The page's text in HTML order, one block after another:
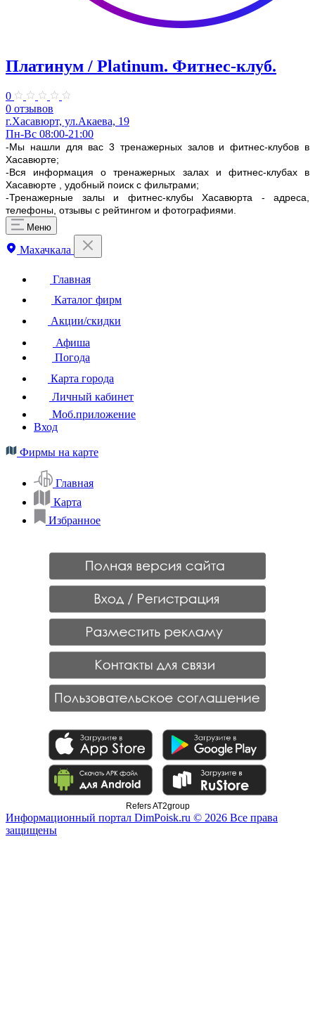
Платинум / Platinum. Фитнес-клуб.
0
0 отзывов
г.Хасавюрт, ул.Акаева, 19
Пн-Вс 08:00-21:00
-Мы нашли для вас 3 тренажерных залов и фитнес-клубов в
Хасавюрте;
-Вся информация о тренажерных залах и фитнес-клубах в
Хасавюрте , удобный поиск с фильтрами;
-Тренажерные залы и фитнес-клубы Хасавюрта - адреса,
телефоны, отзывы с рейтингом и фотографиями.
Меню
Махачкала
Главная
Каталог фирм
Акции/скидки
Афиша
Погода
Карта города
Личный кабинет
Моб.приложение
Вход
Фирмы на карте
Главная
Карта
Избранное
Refers AT2group
Информационный портал DimPoisk.ru © 2026 Все права
защищены